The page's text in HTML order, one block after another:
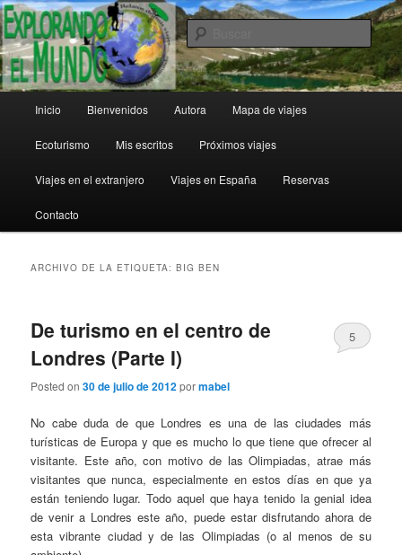
Ir
al
contenido
principal
Ir
al
contenido
secundarioExplorando el Mundo
principal
Inicio Bienvenidos Autora Mapa de viajes
Ecoturismo Mis escritos Próximos viajes
Viajes en el extranjero Viajes en España Reservas
Contacto
ARCHIVO DE LA ETIQUETA:BIG BEN
De turismo en el centro de
Londres (Parte I)
Posted on30 de julio de 2012pormabel
5
No cabe duda de que Londres es una de las ciudades más
turísticas de Europa y que es mucho lo que tiene que ofrecer al
visitante. Este año, con motivo de las Olimpiadas, atrae más
visitantes que nunca, especialmente en estos días en que ya
están teniendo lugar. Todo aquel que haya tenido la genial idea
de venir a Londres este año, puede estar disfrutando ahora de
esta vibrante ciudad y de las Olimpiadas (o al menos de su